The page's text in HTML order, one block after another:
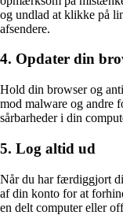
og undlad at klikke på
afsendere.
4. Opdater din
Hold din browser og
mod malware og andre
sårbarheder i din
5. Log altid ud
Når du har færdiggjort
af din konto for at
en delt computer eller